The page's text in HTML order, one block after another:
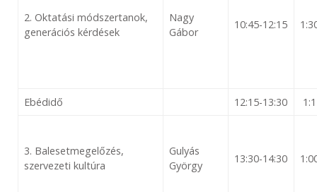
2. Oktatási módszertanok,
generációs kérdések
Nagy
Gábor
10:45-12:15
Ebéd​idő 12:15-13:30
3. Balesetmegelőzés,
szervezeti kultúra
Gulyás
György
13:30-14:30